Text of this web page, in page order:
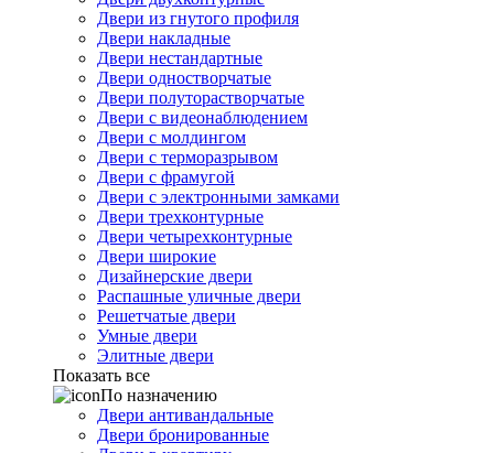
Двери из гнутого профиля
Двери накладные
Двери нестандартные
Двери одностворчатые
Двери полуторастворчатые
Двери с видеонаблюдением
Двери с молдингом
Двери с терморазрывом
Двери с фрамугой
Двери с электронными замками
Двери трехконтурные
Двери четырехконтурные
Двери широкие
Дизайнерские двери
Распашные уличные двери
Решетчатые двери
Умные двери
Элитные двери
Показать все
По назначению
Двери антивандальные
Двери бронированные